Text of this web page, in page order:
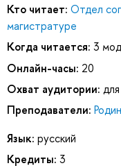
Кто читает: Отдел
магистратуре
Когда читается: 3
Онлайн-часы: 20
Охват аудитории:
Преподаватели:
Язык: русский
Кредиты: 3